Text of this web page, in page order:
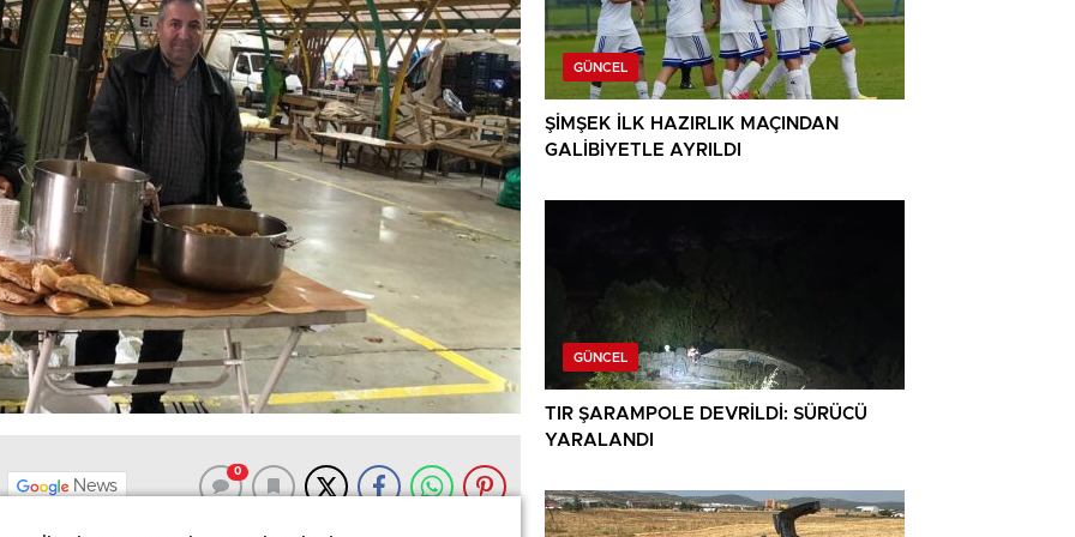
News
0
GÜNCEL
ŞİMŞEK İLK HAZIRLIK MAÇINDAN
GALİBİYETLE AYRILDI
GÜNCEL
TIR ŞARAMPOLE DEVRİLDİ: SÜRÜCÜ
YARALANDI